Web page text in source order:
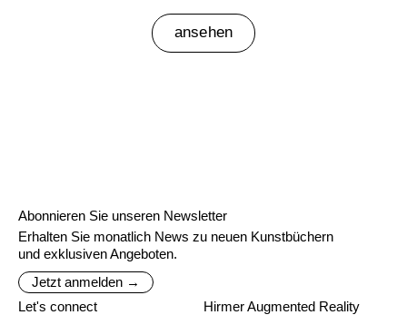
ansehen
Abonnieren Sie unseren Newsletter
Erhalten Sie monatlich News zu neuen Kunstbüchern
und exklusiven Angeboten.
Jetzt anmelden →
Let's connect
Hirmer Augmented Reality